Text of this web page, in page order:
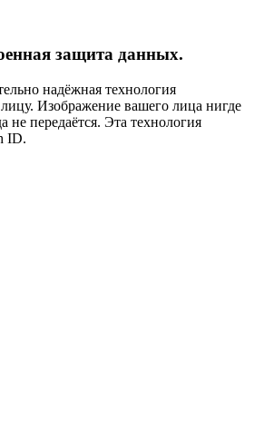
защита данных.
надёжная технология
Изображение вашего лица нигде
не передаётся. Эта технология
ID.